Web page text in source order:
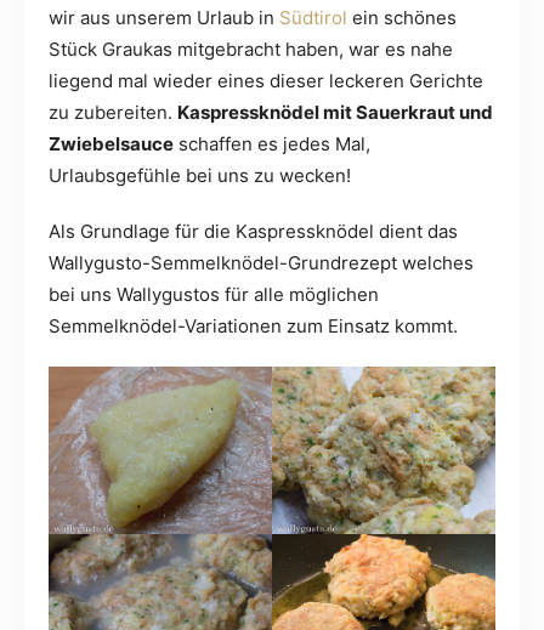
wir aus unserem Urlaub in Südtirol ein schönes
Stück Graukas mitgebracht haben, war es nahe
liegend mal wieder eines dieser leckeren Gerichte
zu zubereiten. Kaspressknödel mit Sauerkraut und
Zwiebelsauce schaffen es jedes Mal,
Urlaubsgefühle bei uns zu wecken!
Als Grundlage für die Kaspressknödel dient das
Wallygusto-Semmelknödel-Grundrezept welches
bei uns Wallygustos für alle möglichen
Semmelknödel-Variationen zum Einsatz kommt.